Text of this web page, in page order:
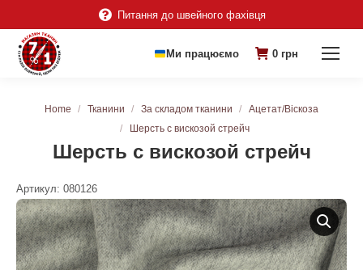
Питання до швейного фахівця
Ми працюємо 0 грн
Шерсть с вискозой стрейч
You are here:
Home Тканини За складом тканини
Ацетат/Віскоза
Шерсть с вискозой стрейч
Артикул: 080126